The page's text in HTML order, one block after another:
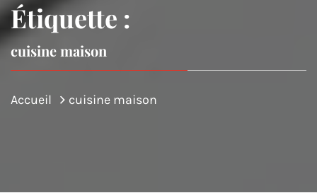
Étiquette :
cuisine maison
Accueil cuisine maison